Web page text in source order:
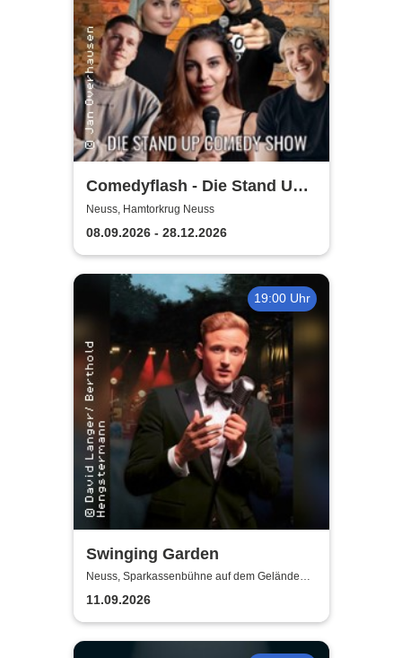
Comedyflash - Die Stand Up
Comedy Show in Neuss
Neuss, Hamtorkrug Neuss
08.09.2026 - 28.12.2026
19:00 Uhr
Swinging Garden
Neuss, Sparkassenbühne auf dem Gelände
der Landesgartenschau Neuss
11.09.2026